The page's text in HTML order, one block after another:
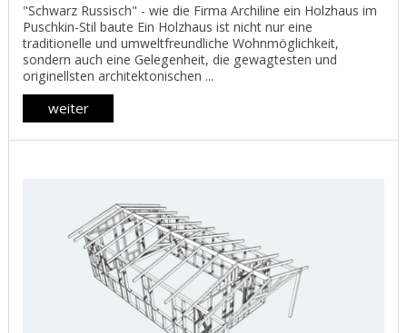
"Schwarz Russisch" - wie die Firma Archiline ein Holzhaus im
Puschkin-Stil baute Ein Holzhaus ist nicht nur eine
traditionelle und umweltfreundliche Wohnmöglichkeit,
sondern auch eine Gelegenheit, die gewagtesten und
originellsten architektonischen ...
weiter